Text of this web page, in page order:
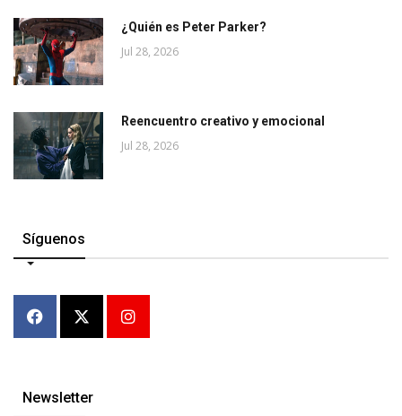
¿Quién es Peter Parker?
Jul 28, 2026
Reencuentro creativo y emocional
Jul 28, 2026
Síguenos
Newsletter